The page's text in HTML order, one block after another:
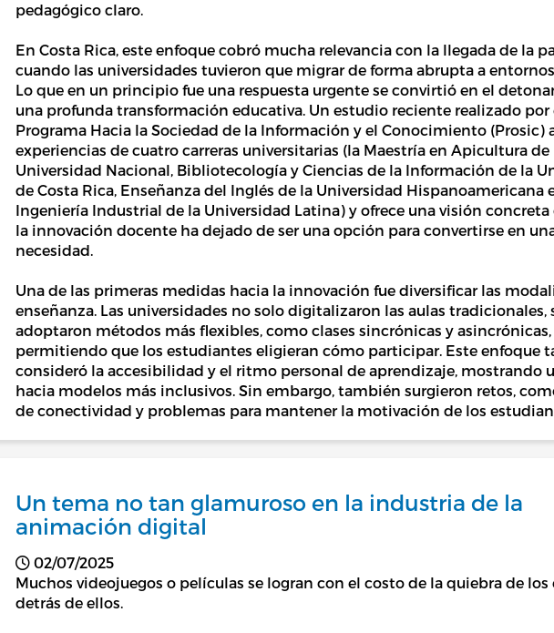
pedagógico claro.
En Costa Rica, este enfoque cobró mucha relevancia con la llegada de la
cuando las universidades tuvieron que migrar de forma abrupta a
Lo que en un principio fue una respuesta urgente se convirtió en el
una profunda transformación educativa. Un estudio reciente realizado por
Programa Hacia la Sociedad de la Información y el Conocimiento (Prosic)
experiencias de cuatro carreras universitarias (la Maestría en Apicultura de
Universidad Nacional, Bibliotecología y Ciencias de la Información de la
de Costa Rica, Enseñanza del Inglés de la Universidad Hispanoamericana
Ingeniería Industrial de la Universidad Latina) y ofrece una visión
la innovación docente ha dejado de ser una opción para convertirse en
necesidad.
Una de las primeras medidas hacia la innovación fue diversificar las
enseñanza. Las universidades no solo digitalizaron las aulas tradicionales,
adoptaron métodos más flexibles, como clases sincrónicas y asincrónicas,
permitiendo que los estudiantes eligieran cómo participar. Este enfoque
consideró la accesibilidad y el ritmo personal de aprendizaje, mostrando
hacia modelos más inclusivos. Sin embargo, también surgieron retos,
de conectividad y problemas para mantener la motivación de los
Un tema no tan glamuroso en la industria de la
animación digital
02/07/2025
Muchos videojuegos o películas se logran con el costo de la quiebra de los
detrás de ellos.